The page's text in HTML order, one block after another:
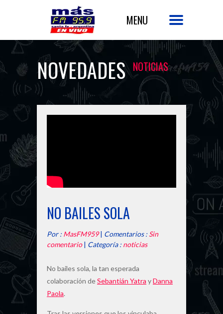
NOVEDADES NOTICIAS
NO BAILES SOLA
Por : MasFM959| Comentarios : Sin
comentario| Categoría : noticias
No bailes sola, la tan esperada
colaboración deSebantián Yatra yDanna
Paola.